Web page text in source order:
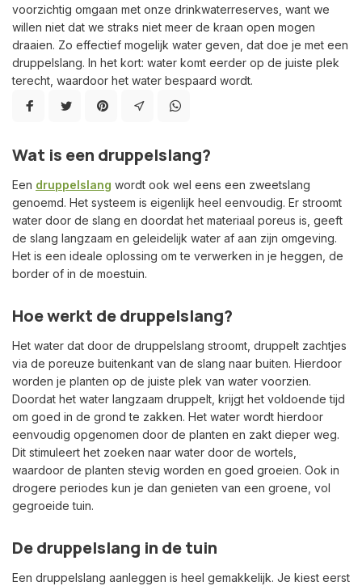
voorzichtig omgaan met onze drinkwaterreserves, want we
willen niet dat we straks niet meer de kraan open mogen
draaien. Zo effectief mogelijk water geven, dat doe je met een
druppelslang. In het kort: water komt eerder op de juiste plek
terecht, waardoor het water bespaard wordt.
Wat is een druppelslang?
Een druppelslang wordt ook wel eens een zweetslang
genoemd. Het systeem is eigenlijk heel eenvoudig. Er stroomt
water door de slang en doordat het materiaal poreus is, geeft
de slang langzaam en geleidelijk water af aan zijn omgeving.
Het is een ideale oplossing om te verwerken in je heggen, de
border of in de moestuin.
Hoe werkt de druppelslang?
Het water dat door de druppelslang stroomt, druppelt zachtjes
via de poreuze buitenkant van de slang naar buiten. Hierdoor
worden je planten op de juiste plek van water voorzien.
Doordat het water langzaam druppelt, krijgt het voldoende tijd
om goed in de grond te zakken. Het water wordt hierdoor
eenvoudig opgenomen door de planten en zakt dieper weg.
Dit stimuleert het zoeken naar water door de wortels,
waardoor de planten stevig worden en goed groeien. Ook in
drogere periodes kun je dan genieten van een groene, vol
gegroeide tuin.
De druppelslang in de tuin
Een druppelslang aanleggen is heel gemakkelijk. Je kiest eerst